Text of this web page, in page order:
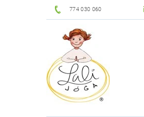
774 030 060